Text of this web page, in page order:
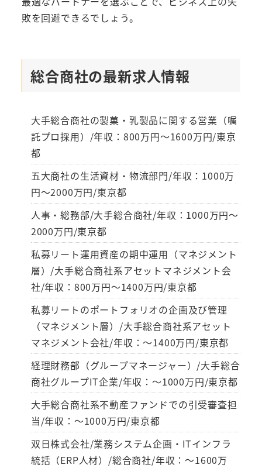
敗を回避できるでしょう。
総合商社の最新求人情報
大手総合商社の製菓・乳製品に関する営業（嘱
託プロ採用）/年収：800万円～1600万円/東京
都
五大商社の生活資材・物流部門/年収：1000万
円～2000万円/東京都
人事・総務部/大手総合商社/年収：1000万円～
2000万円/東京都
私募リート運用資産の期中運用（マネジメント
層）/大手総合商社系アセットマネジメント会
社/年収：800万円～1400万円/東京都
私募リートのポートフォリオの企画及び管理
（マネジメント層）/大手総合商社系アセット
マネジメント会社/年収：～1400万円/東京都
経理財務部（グループマネージャー）/大手総合
商社グループIT企業/年収：～1000万円/東京都
大手総合商社系不動産ファンドでの引受審査担
当/年収：～1000万円/東京都
双日株式会社/業務システム企画・ITインフラ
統括（ERP人材）/総合商社/年収：～1600万